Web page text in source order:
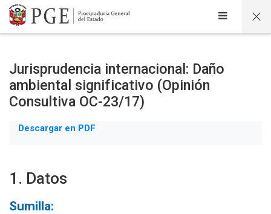
Salta al contenido principal
Jurisprudencia internacional: Daño
ambiental significativo (Opinión
Consultiva OC-23/17)
Descargar en PDF
1. Datos
Sumilla: